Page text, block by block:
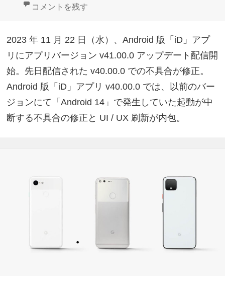
日:
ー
グ
v40.00.0不具合修正！Android「iD」v41.00.0配信 に
コメントを残す
2023 年 11 月 22 日（水）、Android 版「iD」アプ
リにアプリバージョン v41.00.0 アップデート配信開
始。先日配信された v40.00.0 での不具合が修正。
Android 版「iD」アプリ v40.00.0 では、以前のバー
ジョンにて「Android 14」で発生していた起動が中
断する不具合の修正と UI / UX 刷新が内包。